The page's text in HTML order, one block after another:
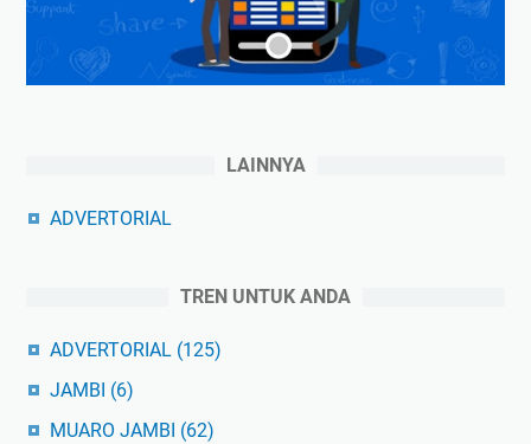
LAINNYA
ADVERTORIAL
TREN UNTUK ANDA
ADVERTORIAL (125)
JAMBI (6)
MUARO JAMBI (62)